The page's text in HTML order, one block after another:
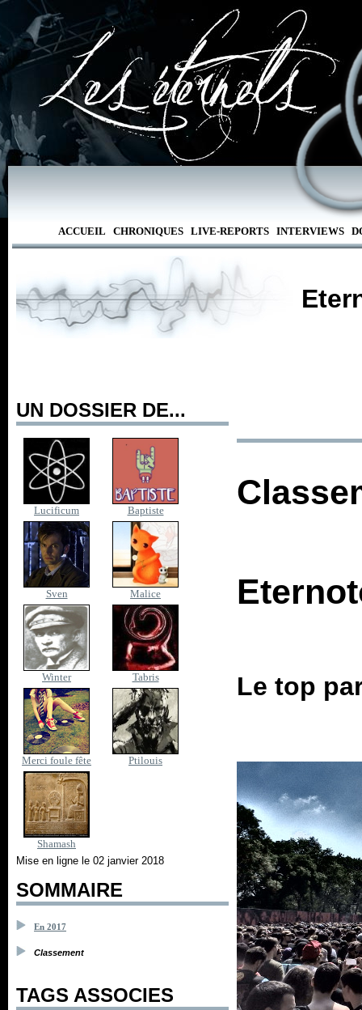
ACCUEIL CHRONIQUES LIVE-REPORTS INTERVIEWS
UN DOSSIER DE...
Lucificum Baptiste
Sven Malice
Winter Tabris
Merci foule fête Ptilouis
Shamash
Mise en ligne le 02 janvier 2018
SOMMAIRE
En 2017
Classement
TAGS ASSOCIES
Le top